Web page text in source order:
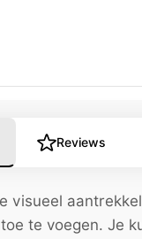
Reviews
visueel
te voegen. Je